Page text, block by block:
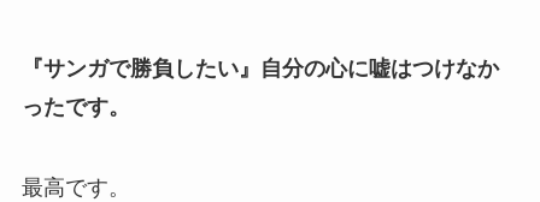
『サンガで勝負したい』自分の心に嘘はつけなか
ったです。
最高です。